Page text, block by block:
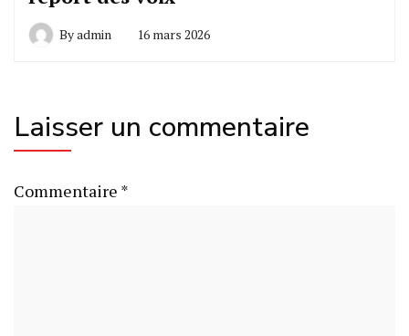
Byadmin 16 mars 2026
Laisser un commentaire
Commentaire *